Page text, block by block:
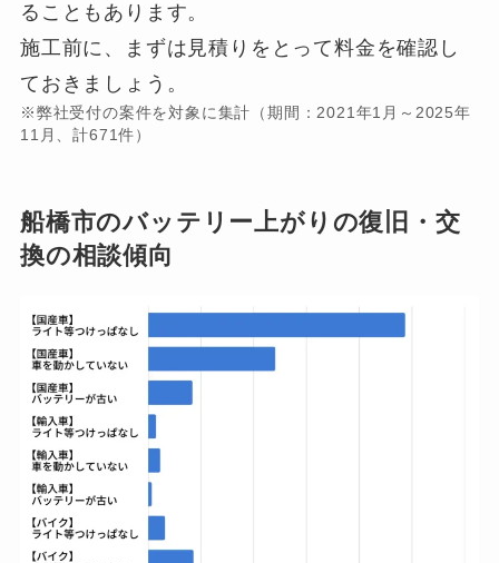
ることもあります。
施工前に、まずは見積りをとって料金を確認し
ておきましょう。
※弊社受付の案件を対象に集計（期間：2021年1月～2025年
11月、計671件）
船橋市のバッテリー上がりの復旧・交
換の相談傾向